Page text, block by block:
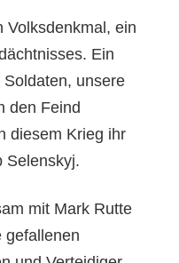
Volksdenkmal, ein
Ein
unsere
den Feind
diesem Krieg ihr
Selenskyj.
mit Mark Rutte
gefallenen